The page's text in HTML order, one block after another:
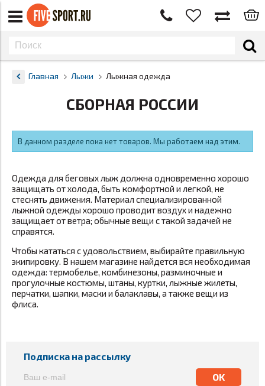
Главная Лыжи Лыжная одежда
СБОРНАЯ РОССИИ
В данном разделе пока нет товаров. Мы работаем над этим.
Одежда для беговых лыж должна одновременно хорошо
защищать от холода, быть комфортной и легкой, не
стеснять движения. Материал специализированной
лыжной одежды хорошо проводит воздух и надежно
защищает от ветра; обычные вещи с такой задачей не
справятся.
Чтобы кататься с удовольствием, выбирайте правильную
экипировку. В нашем магазине найдется вся необходимая
одежда: термобелье, комбинезоны, разминочные и
прогулочные костюмы, штаны, куртки, лыжные жилеты,
перчатки, шапки, маски и балаклавы, а также вещи из
флиса.
Подписка на рассылку